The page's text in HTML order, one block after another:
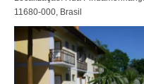
11680-000, Brasil